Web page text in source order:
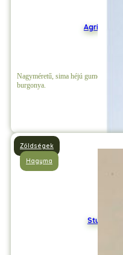
Agria mini
Nagyméretű, sima héjú gumókat
burgonya.
Stuttgarti
Zöldségek
Hagyma